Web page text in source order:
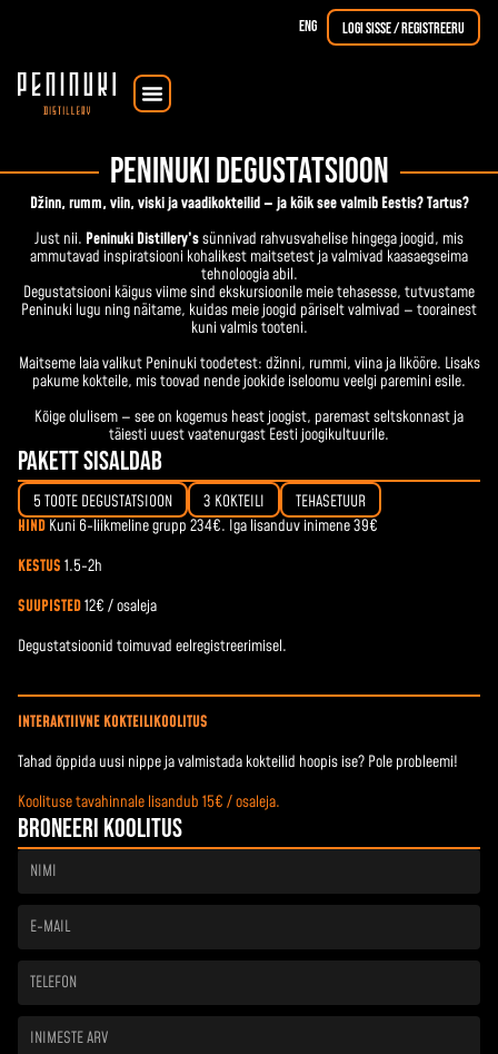
Logi sisse / registreeru
ENG
PENINUKI DEGUSTATSIOON
Džinn, rumm, viin, viski ja vaadikokteilid — ja kõik see valmib Eestis? Tartus?
Just nii. Peninuki Distillery’ssünnivad rahvusvahelise hingega joogid, mis
ammutavad inspiratsiooni kohalikest maitsetest ja valmivad kaasaegseima
tehnoloogia abil.
Degustatsiooni käigus viime sind ekskursioonile meie tehasesse, tutvustame
Peninuki lugu ning näitame, kuidas meie joogid päriselt valmivad — toorainest
kuni valmis tooteni.
Maitseme laia valikut Peninuki toodetest: džinni, rummi, viina ja likööre. Lisaks
pakume kokteile, mis toovad nende jookide iseloomu veelgi paremini esile.
Kõige olulisem — see on kogemus heast joogist, paremast seltskonnast ja
täiesti uuest vaatenurgast Eesti joogikultuurile.
Pakett sisaldab
5 TOOTE DEGUSTATSIOON 3 KOKTEILI
TEHASETUUR
HIND Kuni 6-liikmeline grupp 234€. Iga lisanduv inimene 39€
KESTUS 1.5-2h
SUUPISTED12€ / osaleja
Degustatsioonid toimuvad eelregistreerimisel.
INTERAKTIIVNE KOKTEILIKOOLITUS
Tahad õppida uusi nippejavalmistada kokteilid hoopis ise? Pole probleemi!
Koolituse tavahinnale lisandub 15€ / osaleja.
Broneeri koolitus
Nimi
E-
mail
Telefon
Inimeste
arv